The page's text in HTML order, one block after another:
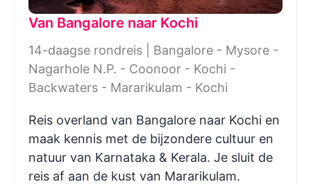
Van Bangalore naar Kochi
14-daagse rondreis | Bangalore - Mysore -
Nagarhole N.P. - Coonoor - Kochi -
Backwaters - Mararikulam - Kochi
Reis overland van Bangalore naar Kochi en
maak kennis met de bijzondere cultuur en
natuur van Karnataka & Kerala. Je sluit de
reis af aan de kust van Mararikulam.